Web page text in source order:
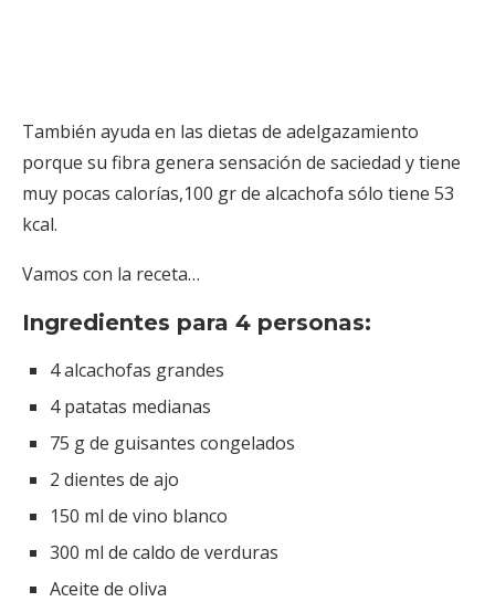
También ayuda en las dietas de adelgazamiento
porque su fibra genera sensación de saciedad y tiene
muy pocas calorías,100 gr de alcachofa sólo tiene 53
kcal.
Vamos con la receta…
Ingredientes para 4 personas:
4 alcachofas grandes
4 patatas medianas
75 g de guisantes congelados
2 dientes de ajo
150 ml de vino blanco
300 ml de caldo de verduras
Aceite de oliva